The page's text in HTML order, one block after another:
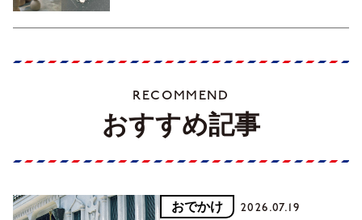
RECOMMEND
おすすめ記事
おでかけ 2026.07.19